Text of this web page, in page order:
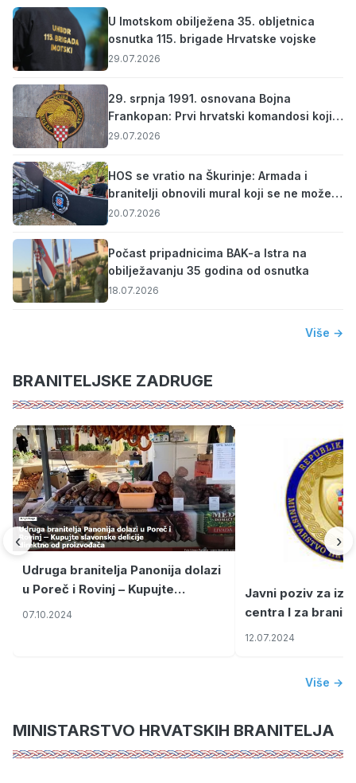
U Imotskom obilježena 35. obljetnica
osnutka 115. brigade Hrvatske vojske
29.07.2026
29. srpnja 1991. osnovana Bojna
Frankopan: Prvi hrvatski komandosi koji
su odlazili na najteža bojišta (VIDEO)
29.07.2026
HOS se vratio na Škurinje: Armada i
branitelji obnovili mural koji se ne može
izbrisati iz Domovinskog rata
20.07.2026
Počast pripadnicima BAK-a Istra na
obilježavanju 35 godina od osnutka
18.07.2026
Više →
BRANITELJSKE ZADRUGE
‹
Udruga branitelja Panonija dolazi
u Poreč i Rovinj – Kupujte
slavonske delicije direktno od
07.10.2024
Javni poziv za
centra I za
2024./2025.
12.07.2024
›
Više →
MINISTARSTVO HRVATSKIH BRANITELJA